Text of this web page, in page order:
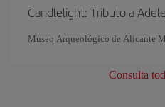
Candlelight: Tributo a Adele
Museo Arqueológico de Alicante
Consulta